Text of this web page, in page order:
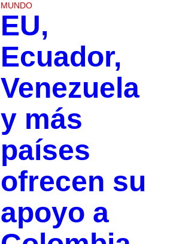
MUNDO
EU,
Ecuador,
Venezuela
y más
países
ofrecen su
apoyo a